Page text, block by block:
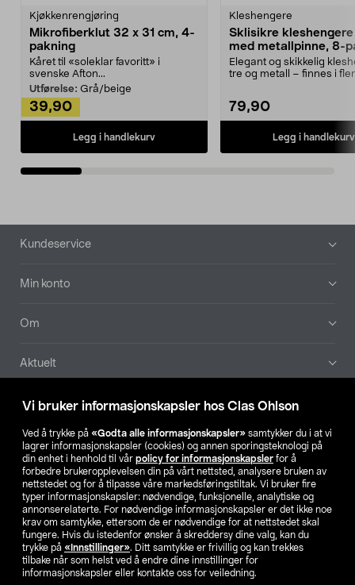
Vi bruker informasjonskapsler hos Clas Ohlson
Ved å trykke på «Godta alle informasjonskapsler» samtykker du i at vi
lagrer informasjonskapsler (cookies) og annen sporingsteknologi på
din enhet i henhold til vår policy for informasjonskapsler for å
forbedre brukeropplevelsen din på vårt nettsted, analysere bruken av
nettstedet og for å tilpasse våre markedsføringstiltak. Vi bruker fire
typer informasjonskapsler: nødvendige, funksjonelle, analytiske og
annonserelaterte. For nødvendige informasjonskapsler er det ikke noe
krav om samtykke, ettersom de er nødvendige for at nettstedet skal
fungere. Hvis du istedenfor ønsker å skreddersy dine valg, kan du
trykke på «Innstillinger». Ditt samtykke er frivillig og kan trekkes
tilbake når som helst ved å endre dine innstillinger for
informasjonskapsler eller kontakte oss for veiledning.
Kjøkkenrengjøring
Mikrofiberklut 32 x 31 cm, 4-
pakning
Kåret til «soleklar favoritt» i
svenske Afton...
Utførelse: Grå/beige
39,90
Legg i handlekurv
Kleshengere
Sklisikre
med metallpinne, 8-
Elegant og skikkelig
tre og metall – finnes i
79,90
Legg i handlekurv
Bunntekst
Kundeservice
Min konto
Om
Aktuelt
Våre selskaper
Finn din butikk
SE NO FI